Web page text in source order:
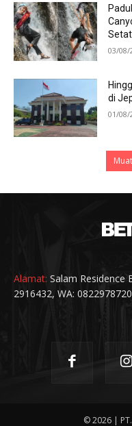
03/08/
di
01/08/
Alamat: Salam Residence
2916432, WA:
© 2026 | PT.